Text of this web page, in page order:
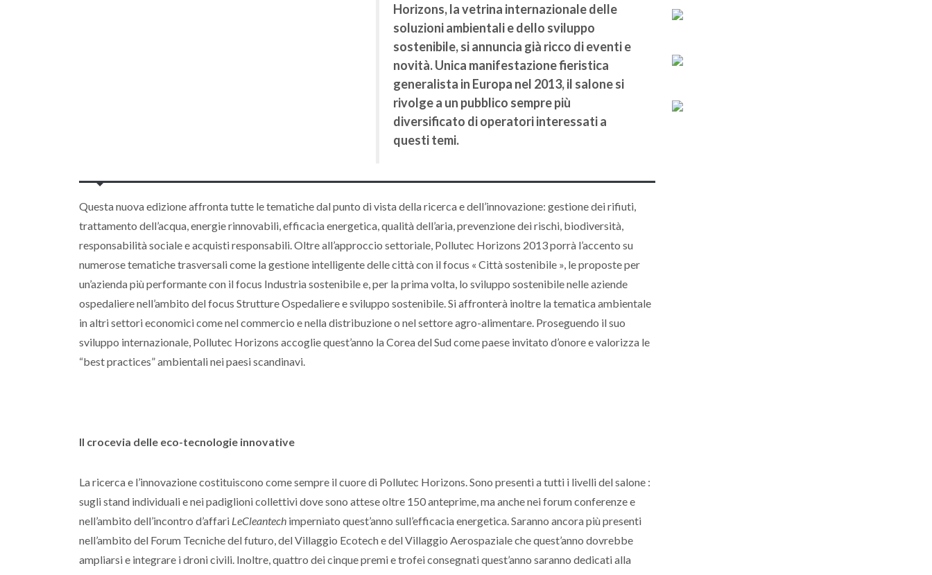
Horizons, la vetrina internazionale delle
soluzioni ambientali e dello sviluppo
sostenibile, si annuncia già ricco di eventi e
novità. Unica manifestazione fieristica
generalista in Europa nel 2013, il salone si
rivolge a un pubblico sempre più
diversificato di operatori interessati a
questi temi.
Questa nuova edizione affronta tutte le tematiche dal punto di vista della ricerca e dell’innovazione: gestione dei rifiuti,
trattamento dell’acqua, energie rinnovabili, efficacia energetica, qualità dell’aria, prevenzione dei rischi, biodiversità,
responsabilità sociale e acquisti responsabili. Oltre all’approccio settoriale, Pollutec Horizons 2013 porrà l’accento su
numerose tematiche trasversali come la gestione intelligente delle città con il focus « Città sostenibile », le proposte per
un’azienda più performante con il focus Industria sostenibile e, per la prima volta, lo sviluppo sostenibile nelle aziende
ospedaliere nell’ambito del focus Strutture Ospedaliere e sviluppo sostenibile. Si affronterà inoltre la tematica ambientale
in altri settori economici come nel commercio e nella distribuzione o nel settore agro-alimentare. Proseguendo il suo
sviluppo internazionale, Pollutec Horizons accoglie quest’anno la Corea del Sud come paese invitato d’onore e valorizza le
“best practices” ambientali nei paesi scandinavi.
Il crocevia delle eco-tecnologie innovative
La ricerca e l’innovazione costituiscono come sempre il cuore di Pollutec Horizons. Sono presenti a tutti i livelli del salone :
sugli stand individuali e nei padiglioni collettivi dove sono attese oltre 150 anteprime, ma anche nei forum conferenze e
nell’ambito dell’incontro d’affari LeCleantech imperniato quest’anno sull’efficacia energetica. Saranno ancora più presenti
nell’ambito del Forum Tecniche del futuro, del Villaggio Ecotech e del Villaggio Aerospaziale che quest’anno dovrebbe
ampliarsi e integrare i droni civili. Inoltre, quattro dei cinque premi e trofei consegnati quest’anno saranno dedicati alla